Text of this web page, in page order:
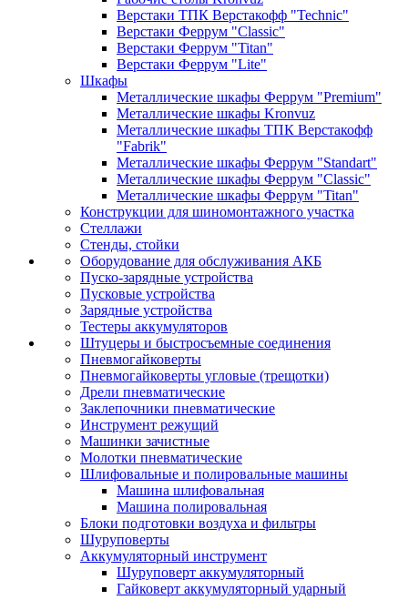
Верстаки ТПК Верстакофф "Technic"
Верстаки Феррум "Classic"
Верстаки Феррум "Titan"
Верстаки Феррум "Lite"
Шкафы
Металлические шкафы Феррум "Premium"
Металлические шкафы Kronvuz
Металлические шкафы ТПК Верстакофф
"Fabrik"
Металлические шкафы Феррум "Standart"
Металлические шкафы Феррум "Classic"
Металлические шкафы Феррум "Titan"
Конструкции для шиномонтажного участка
Стеллажи
Стенды, стойки
Оборудование для обслуживания АКБ
Пуско-зарядные устройства
Пусковые устройства
Зарядные устройства
Тестеры аккумуляторов
Штуцеры и быстросъемные соединения
Пневмогайковерты
Пневмогайковерты угловые (трещотки)
Дрели пневматические
Заклепочники пневматические
Инструмент режущий
Машинки зачистные
Молотки пневматические
Шлифовальные и полировальные машины
Машина шлифовальная
Машина полировальная
Блоки подготовки воздуха и фильтры
Шуруповерты
Аккумуляторный инструмент
Шуруповерт аккумуляторный
Гайковерт аккумуляторный ударный